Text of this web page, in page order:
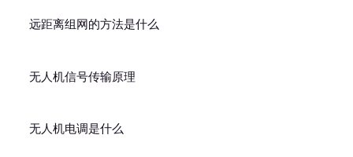
远距离组网的方法是什么
无人机信号传输原理
无人机电调是什么